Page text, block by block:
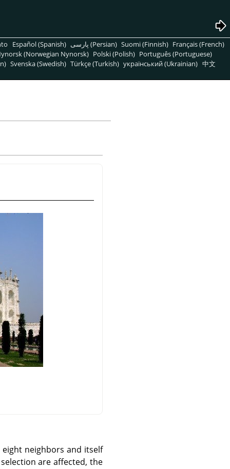
Español (Spanish) پارسی (Persian) Suomi (Finnish) Français (French)
(Norwegian Nynorsk) Polski (Polish) Português (Portuguese)
Svenska (Swedish) Türkçe (Turkish) український (Ukrainian) 中文
neighbors and itself
are affected, the